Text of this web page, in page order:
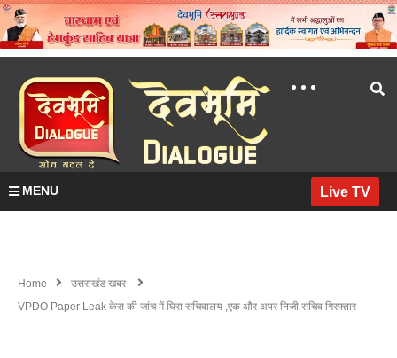
MENU Live TV
Home
उत्तराखंड खबर
VPDO Paper Leak केस की जांच में घिरा सचिवालय ,एक और अपर निजी सचिव गिरफ्तार